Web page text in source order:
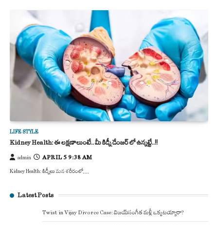
LIFE STYLE
Kidney Health: ఈ లక్షణాలుంటే.. మీ కిడ్నీ డేంజర్ లో ఉన్నట్టే..!!
admin APRIL 5 9:38 AM
Kidney Health: కిడ్నీలు మన శరీరంలో…
Latest Posts
Twist in Vijay Divorce Case: విజయ్-సంగీత మళ్లీ ఒక్కటయ్యారా?